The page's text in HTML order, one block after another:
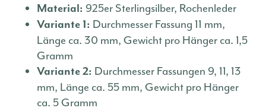
Material: 925er Sterlingsilber, Rochenleder
Variante 1: Durchmesser Fassung 11 mm,
Länge ca. 30 mm, Gewicht pro Hänger ca. 1,5
Gramm
Variante 2: Durchmesser Fassungen 9, 11, 13
mm, Länge ca. 55 mm, Gewicht pro Hänger
ca. 5 Gramm